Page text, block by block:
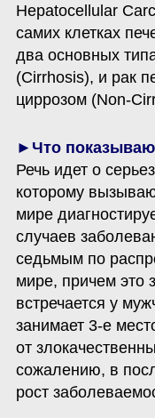
Hepatocellular
самих клетках
два основных
(Cirrhosis), и рак
циррозом (Non-
Речь идет о
которому
мире
случаев
седьмым по
мире, причем это
встречается у
занимает 3-е
от
сожалению, в
рост